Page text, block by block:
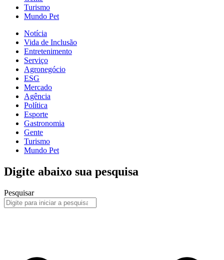
Turismo
Mundo Pet
Notícia
Vida de Inclusão
Entretenimento
Serviço
Agronegócio
ESG
Mercado
Agência
Política
Esporte
Gastronomia
Gente
Turismo
Mundo Pet
Digite abaixo sua pesquisa
Pesquisar